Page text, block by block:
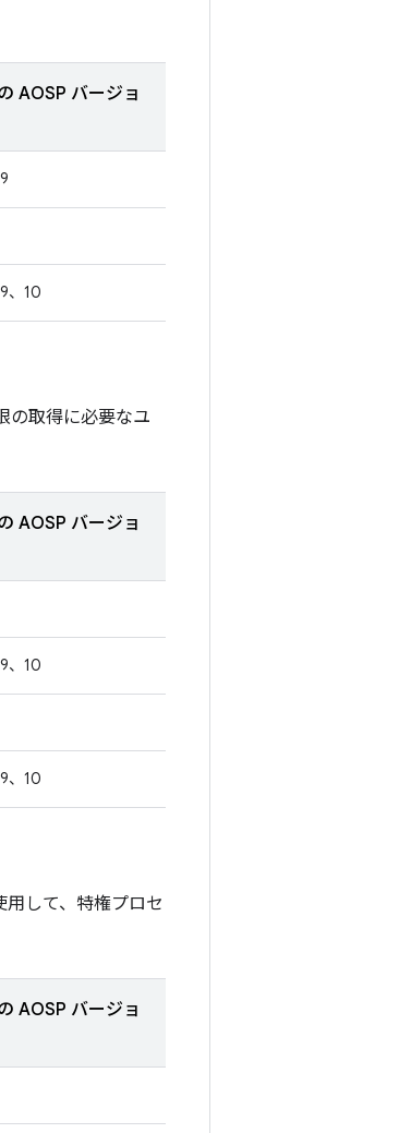
AOSP バージョ
、10
の取得に必要なユ
AOSP バージョ
、10
、10
して、特権プロセ
AOSP バージョ